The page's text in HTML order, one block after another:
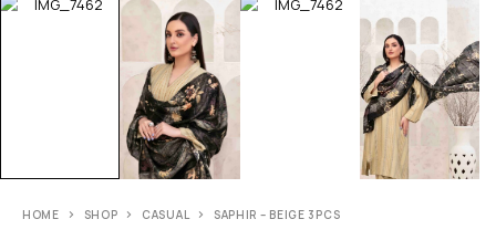
HOME SHOP CASUAL SAPHIR – BEIGE 3PCS